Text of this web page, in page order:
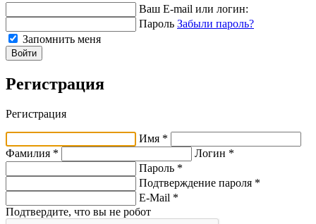
Ваш E-mail или логин:
Пароль Забыли пароль?
Запомнить меня
Войти
Регистрация
Регистрация
Имя *
Фамилия *
Логин *
Пароль *
Подтверждение пароля *
E-Mail *
Подтвердите, что вы не робот